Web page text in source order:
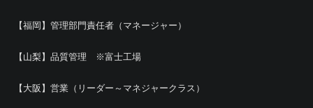
【福岡】管理部門責任者（マネージャー）
【山梨】品質管理 ※富士工場
【大阪】営業（リーダー～マネジャークラス）